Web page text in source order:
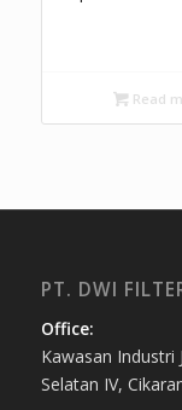
Read
PT. DWI
Office:
Kawasan Industri
Selatan IV,